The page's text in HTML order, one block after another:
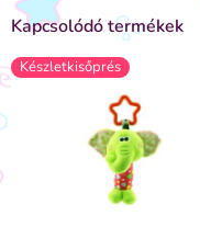
Kapcsolódó termékek
Készletkisőprés